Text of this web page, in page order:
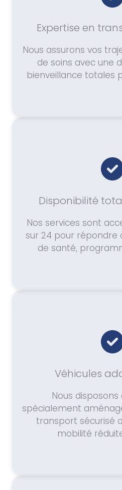
Expertise en
Nous assurons vos
de soins avec une
bienveillance totales
Disponibilité
Nos services sont
sur 24 pour répondre
de santé,
Véhicules
Nous
spécialement
transport sécurisé
mobilité